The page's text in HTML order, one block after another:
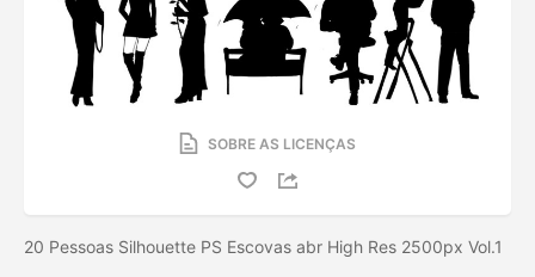
SOBRE AS LICENÇAS
20 Pessoas Silhouette PS Escovas abr High Res 2500px Vol.1